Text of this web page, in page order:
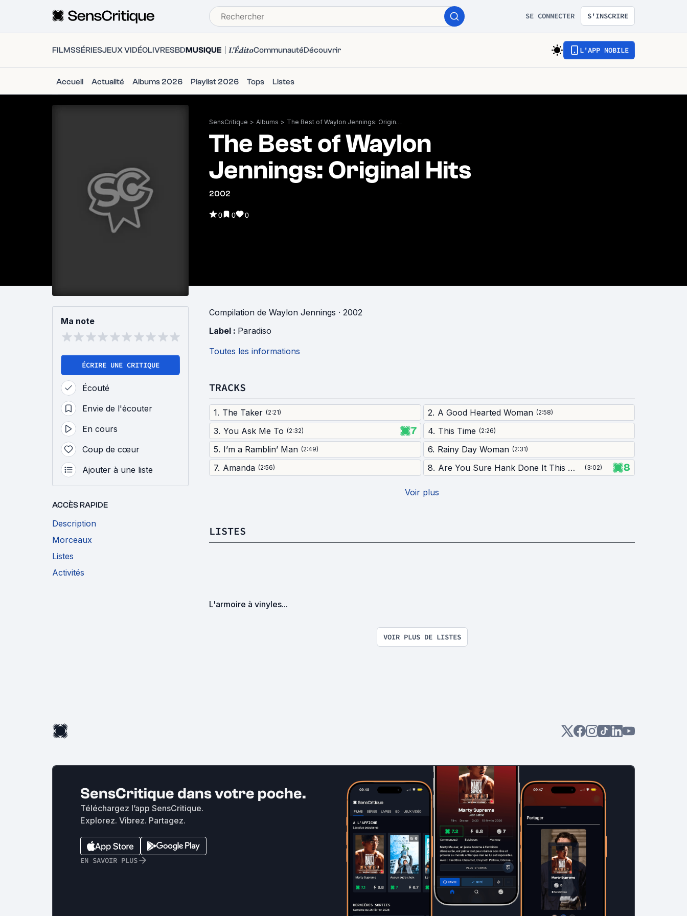
SE CONNECTER S'INSCRIRE
FILMSSÉRIESJEUX VIDÉOLIVRESBDMUSIQUE L'ÉditoCommunautéDécouvrir L'APP MOBILE
Accueil Actualité Albums 2026 Playlist 2026 Tops Listes
SensCritique > Albums > The Best of Waylon Jennings: Original Hits
The Best of Waylon
Jennings: Original Hits
2002
0 0 0
Ma note
ÉCRIRE UNE CRITIQUE
Écouté
Envie de l'écouter
En cours
Coup de cœur
Ajouter à une liste
ACCÈS RAPIDE
Description
Morceaux
Listes
Activités
Compilation de Waylon Jennings · 2002
Label : Paradiso
Toutes les informations
TRACKS
1. The Taker (2:21) 2. A Good Hearted Woman (2:58)
3. You Ask Me To (2:32) 7 4. This Time (2:26)
5. I’m a Ramblin’ Man (2:49) 6. Rainy Day Woman (2:31)
7. Amanda (2:56) 8. Are You Sure Hank Done It This Way (3:02) 8
Voir plus
LISTES
L'armoire à vinyles...
VOIR PLUS DE LISTES
SensCritique dans votre poche.
Téléchargez l’app SensCritique.
Explorez. Vibrez. Partagez.
EN SAVOIR PLUS